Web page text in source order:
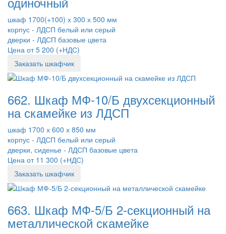
шкаф 1700(+100) х 300 х 500 мм
корпус - ЛДСП белый или серый
дверки - ЛДСП базовые цвета
Цена от 5 200 (+НДС)
Заказать шкафчик
662. Шкаф МФ-10/Б двухсекционный
на скамейке из ЛДСП
шкаф 1700 х 600 х 850 мм
корпус - ЛДСП белый или серый
дверки, сиденье - ЛДСП базовые цвета
Цена от 11 300 (+НДС)
Заказать шкафчик
663. Шкаф МФ-5/Б 2-секционный на
металлической скамейке